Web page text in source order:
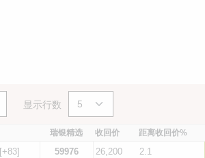
显示行数
瑞银精选 收回价 距离收回价%
[+83] 59976 26,200 2.1